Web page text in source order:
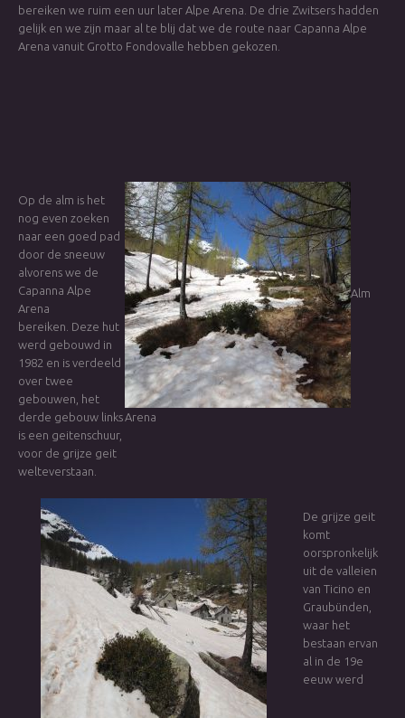
bereiken we ruim een uur later Alpe Arena. De drie Zwitsers hadden
gelijk en we zijn maar al te blij dat we de route naar Capanna Alpe
Arena vanuit Grotto Fondovalle hebben gekozen.
Alm
Arena
Op de alm is het
nog even zoeken
naar een goed pad
door de sneeuw
alvorens we de
Capanna Alpe
Arena
bereiken. Deze hut
werd gebouwd in
1982 en is verdeeld
over twee
gebouwen, het
derde gebouw links
is een geitenschuur,
voor de grijze geit
welteverstaan.
De grijze geit
komt
oorspronkelijk
uit de valleien
van Ticino en
Graubünden,
waar het
bestaan ervan
al in de 19e
eeuw werd